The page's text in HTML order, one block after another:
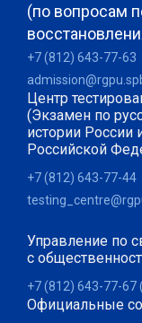
(по вопросам
+7 (812) 643-77-63
Центр
(Экзамен по
истории России
Российской
+7 (812) 643-77-44
Управление по
с
+7 (812) 643-77-
Официальные